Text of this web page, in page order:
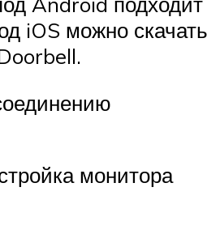
iOS можно скачать
монитора